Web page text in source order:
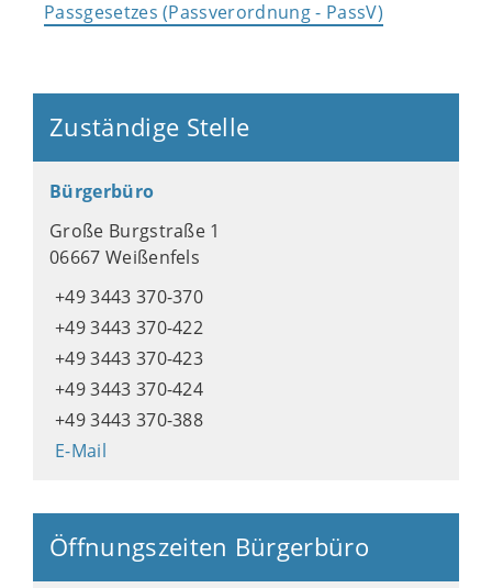
Passgesetzes (Passverordnung - PassV)
Zuständige Stelle
Bürgerbüro
Große Burgstraße 1
06667 Weißenfels
+49 3443 370-370
+49 3443 370-422
+49 3443 370-423
+49 3443 370-424
+49 3443 370-388
E-Mail
Öffnungszeiten Bürgerbüro